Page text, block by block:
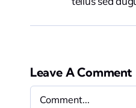
Leave A Comment
Comment